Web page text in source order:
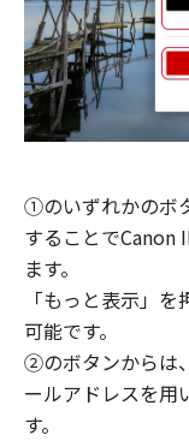
①のいずれかのボ
することでCanon
ます。
「もっと表示」
可能です。
②のボタンからは
ールアドレスを用
す。